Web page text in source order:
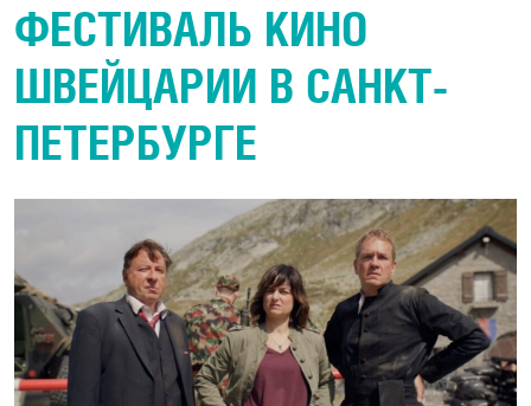
ФЕСТИВАЛЬ КИНО
ШВЕЙЦАРИИ В САНКТ-
ПЕТЕРБУРГЕ